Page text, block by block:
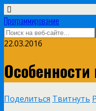
Программирование
22.03.2016
Поделиться Твитнуть